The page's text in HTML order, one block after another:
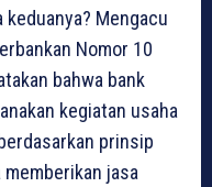
keduanya? Mengacu
Nomor 10
bahwa bank
kegiatan usaha
prinsip
jasa